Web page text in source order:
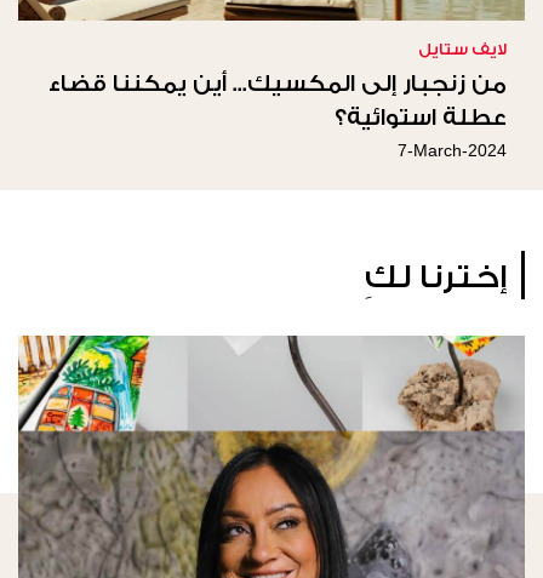
لايف ستايل
من زنجبار إلى المكسيك... أين يمكننا قضاء
عطلة استوائية؟
7-March-2024
إخترنا لكِ